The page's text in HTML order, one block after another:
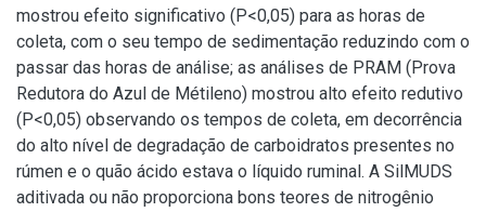
mostrou efeito significativo (P<0,05) para as horas de
coleta, com o seu tempo de sedimentação reduzindo com o
passar das horas de análise; as análises de PRAM (Prova
Redutora do Azul de Métileno) mostrou alto efeito redutivo
(P<0,05) observando os tempos de coleta, em decorrência
do alto nível de degradação de carboidratos presentes no
rúmen e o quão ácido estava o líquido ruminal. A SilMUDS
aditivada ou não proporciona bons teores de nitrogênio